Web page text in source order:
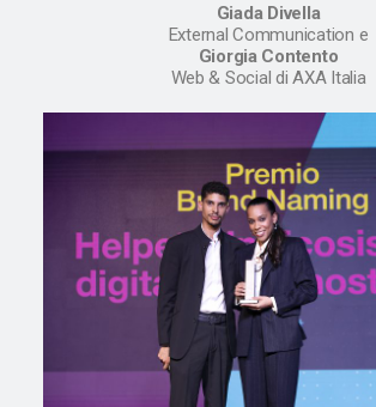
Giada Divella
External Communication e
Giorgia Contento
Web & Social di AXA Italia